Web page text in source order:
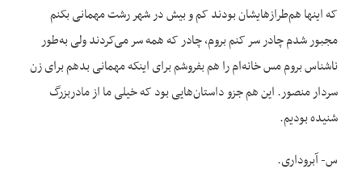
که اینها هم‌طرازهایشان بودند کم و بیش در شهر رشت مهمانی بکنم
مجبور شدم چادر سر کنم بروم، چادر که همه سر می‌کردند ولی به‌طور
ناشناس بروم مس خانه‌ام را هم بفروشم برای اینکه مهمانی بدهم برای زن
سردار منصور. این هم جزو داستان‌هایی بود که خیلی ما از مادربزرگ
شنیده بودیم.
س- آبروداری.